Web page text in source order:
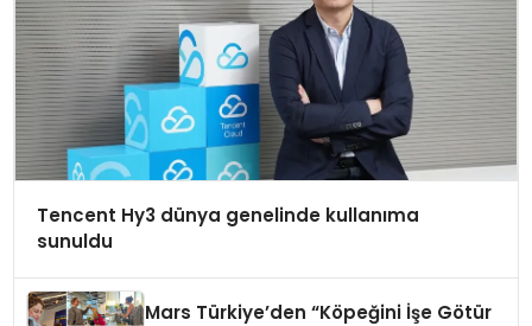
Tencent Hy3 dünya genelinde kullanıma
sunuldu
Mars Türkiye’den “Köpeğini İşe Götür